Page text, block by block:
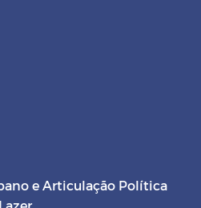
e Articulação Política